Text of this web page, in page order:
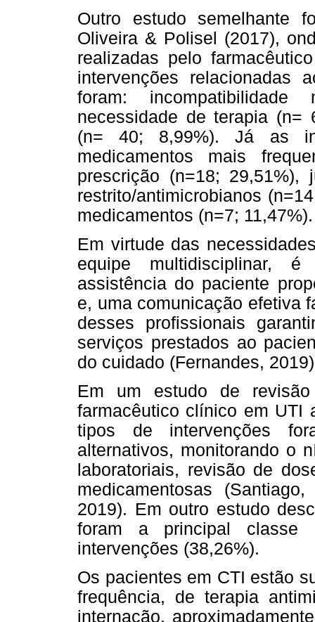
Outro estudo semelhante
Oliveira & Polisel (2017),
realizadas pelo
intervenções relacionadas
foram: incompatibilidade
necessidade de terapia (n=
(n= 40; 8,99%). Já as
medicamentos mais
prescrição (n=18; 29,51%),
restrito/antimicrobianos
medicamentos (n=7; 11,47%).
Em virtude das
equipe multidisciplinar,
assistência do paciente
e, uma comunicação efetiva
desses profissionais
serviços prestados ao
do cuidado (Fernandes,
Em um estudo de
farmacêutico clínico em UTI
tipos de intervenções
alternativos, monitorando o
laboratoriais, revisão de
medicamentosas
2019). Em outro estudo
foram a principal classe
intervenções (38,26%).
Os pacientes em CTI estão
frequência, de terapia
internação,